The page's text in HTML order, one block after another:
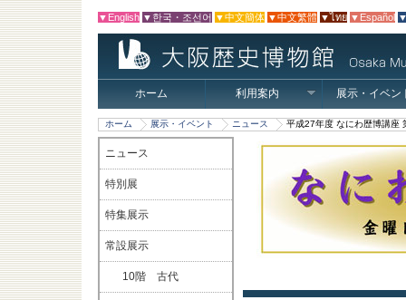
▼English ▼한국・조선어 ▼中文簡体 ▼中文繁體 ▼ไทย ▼Español
ホーム 利用案内 展示・イベン
ホーム 展示・イベント ニュース 平成27年度 なにわ歴博講座
ニュース
特別展
特集展示
常設展示
10階 古代